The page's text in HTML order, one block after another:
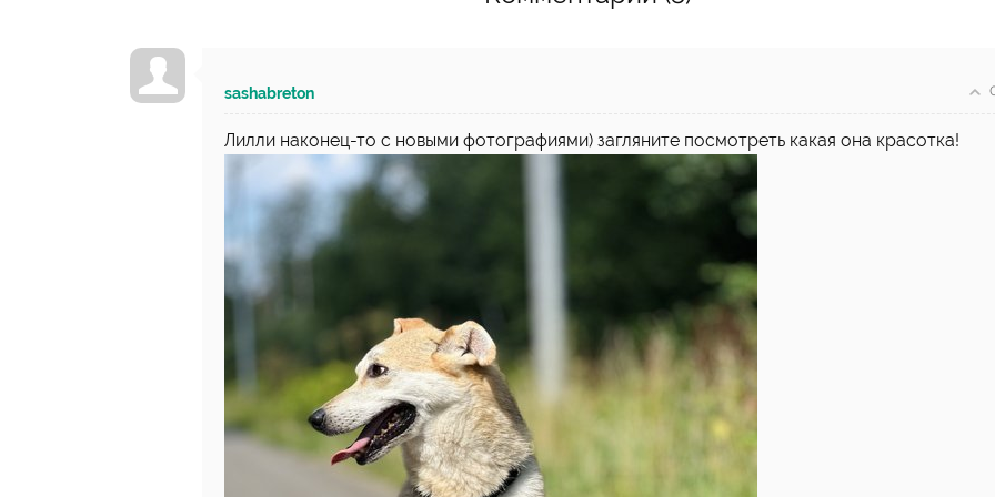
sashabreton
Лилли наконец-то с новыми фотографиями) загляните посмотреть какая она красотка!